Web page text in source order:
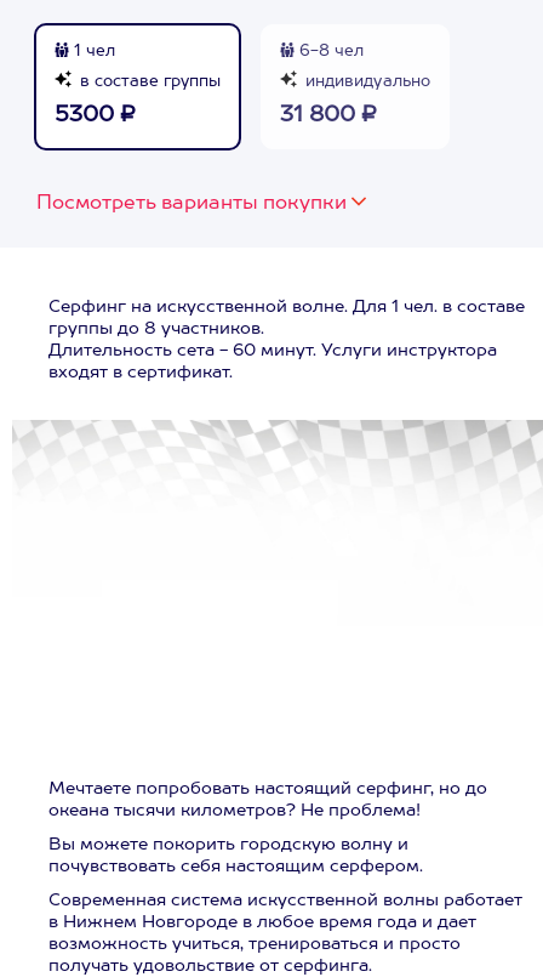
1 чел
в составе группы
5300 ₽
6-8 чел
индивидуально
31 800 ₽
Посмотреть варианты покупки
Серфинг на искусственной волне. Для 1 чел. в составе
группы до 8 участников.
Длительность сета - 60 минут. Услуги инструктора
входят в сертификат.
Мечтаете попробовать настоящий серфинг, но до
океана тысячи километров? Не проблема!
Вы можете покорить городскую волну и
почувствовать себя настоящим серфером.
Современная система искусственной волны работает
в Нижнем Новгороде в любое время года и дает
возможность учиться, тренироваться и просто
получать удовольствие от серфинга.